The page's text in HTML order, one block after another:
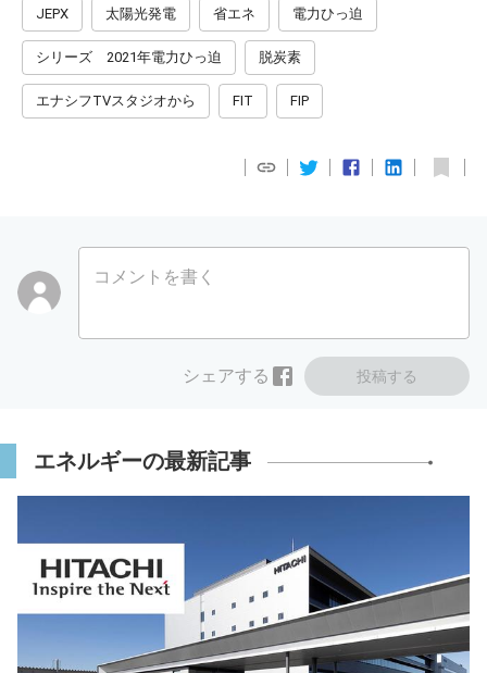
JEPX 太陽光発電 省エネ 電力ひっ迫
シリーズ 2021年電力ひっ迫 脱炭素
エナシフTVスタジオから FIT FIP
コメントを書く
投稿する
シェアする
エネルギーの最新記事